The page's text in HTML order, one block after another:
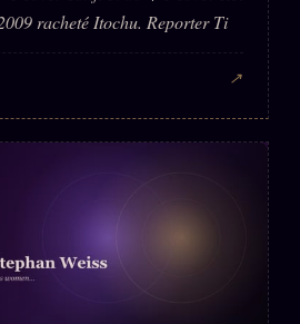
racheté Itochu. Reporter Ti
↗